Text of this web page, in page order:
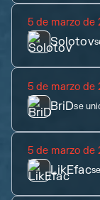
5 de marzo de
Solotov
5 de marzo de
BriDse
5 de marzo de
LikEfac